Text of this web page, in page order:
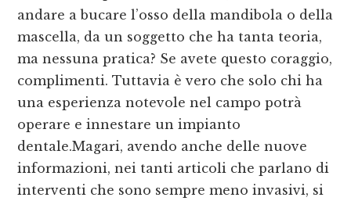
andare a bucare l’osso della mandibola o della
mascella, da un soggetto che ha tanta teoria,
ma nessuna pratica? Se avete questo coraggio,
complimenti. Tuttavia è vero che solo chi ha
una esperienza notevole nel campo potrà
operare e innestare un impianto
dentale.Magari, avendo anche delle nuove
informazioni, nei tanti articoli che parlano di
interventi che sono sempre meno invasivi, si